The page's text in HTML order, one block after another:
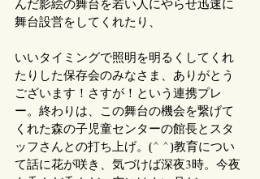
んだ影絵の舞台を若い人にやらせ迅速に
舞台設営をしてくれたり、
いいタイミングで照明を明るくしてくれ
たりした保存会のみなさま、ありがとう
ございます！さすが！という連携プレ
ー。終わりは、この舞台の機会を繋げて
くれた森の子児童センターの館長とスタ
ッフさんとの打ち上げ。(^ ^)教育につい
て話に花が咲き、気づけば深夜3時。今夜